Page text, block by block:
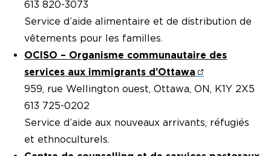
613 820-3073
Service d’aide alimentaire et de distribution de
vêtements pour les familles.
OCISO – Organisme communautaire des
services aux immigrants d’Ottawa
959, rue Wellington ouest, Ottawa, ON, K1Y 2X5
613 725-0202
Service d’aide aux nouveaux arrivants, réfugiés
et ethnoculturels.